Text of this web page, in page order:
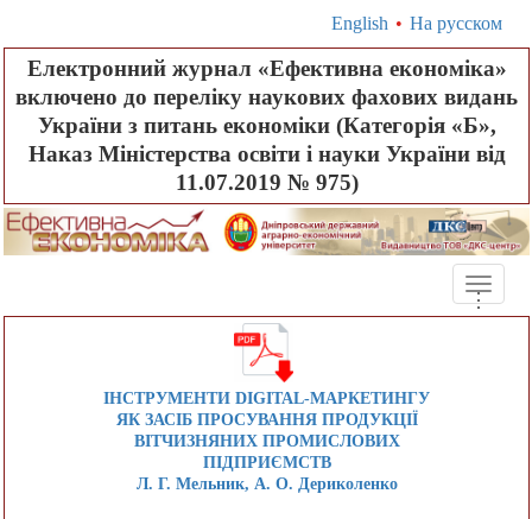
English • На русском
Електронний журнал «Ефективна економіка»
включено до переліку наукових фахових видань
України з питань економіки (Категорія «Б»,
Наказ Міністерства освіти і науки України від
11.07.2019 № 975)
Toggle
...
ІНСТРУМЕНТИ DIGITAL-МАРКЕТИНГУ
ЯК ЗАСІБ ПРОСУВАННЯ ПРОДУКЦІЇ
ВІТЧИЗНЯНИХ ПРОМИСЛОВИХ
ПІДПРИЄМСТВ
Л. Г. Мельник, А. О. Дериколенко